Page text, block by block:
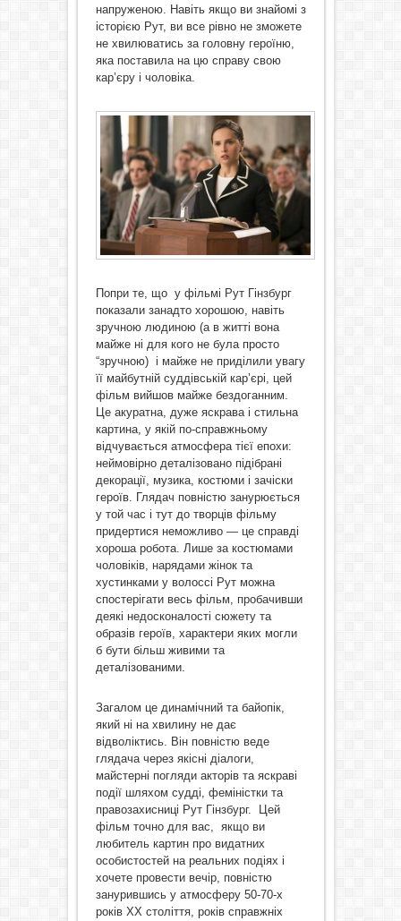
напруженою. Навіть якщо ви знайомі з
історією Рут, ви все рівно не зможете
не хвилюватись за головну героїню,
яка поставила на цю справу свою
кар’єру і чоловіка.
Попри те, що у фільмі Рут Гінзбург
показали занадто хорошою, навіть
зручною людиною (а в житті вона
майже ні для кого не була просто
“зручною) і майже не приділили увагу
її майбутній суддівській кар’єрі, цей
фільм вийшов майже бездоганним.
Це акуратна, дуже яскрава і стильна
картина, у якій по-справжньому
відчувається атмосфера тієї епохи:
неймовірно деталізовано підібрані
декорації, музика, костюми і зачіски
героїв. Глядач повністю занурюється
у той час і тут до творців фільму
придертися неможливо — це справді
хороша робота. Лише за костюмами
чоловіків, нарядами жінок та
хустинками у волоссі Рут можна
спостерігати весь фільм, пробачивши
деякі недосконалості сюжету та
образів героїв, характери яких могли
б бути більш живими та
деталізованими.
Загалом це динамічний та байопік,
який ні на хвилину не дає
відволіктись. Він повністю веде
глядача через якісні діалоги,
майстерні погляди акторів та яскраві
події шляхом судді, феміністки та
правозахисниці Рут Гінзбург. Цей
фільм точно для вас, якщо ви
любитель картин про видатних
особистостей на реальних подіях і
хочете провести вечір, повністю
занурившись у атмосферу 50-70-х
років XX століття, років справжніх